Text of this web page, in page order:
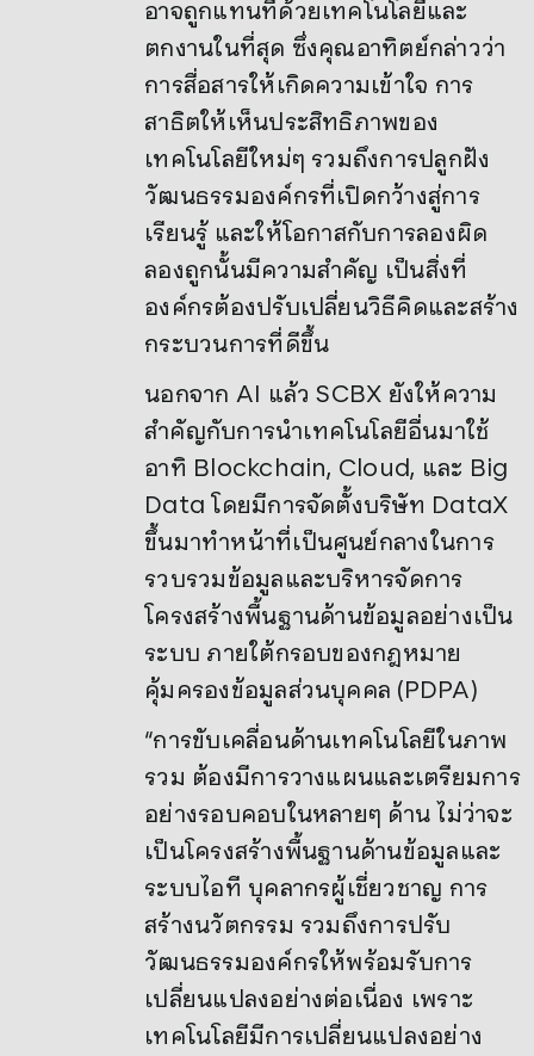
อาจถูกแทนที่ด้วยเทคโนโลยีและ
ตกงานในที่สุด ซึ่งคุณอาทิตย์กล่าวว่า
การสื่อสารให้เกิดความเข้าใจ การ
สาธิตให้เห็นประสิทธิภาพของ
เทคโนโลยีใหม่ๆ รวมถึงการปลูกฝัง
วัฒนธรรมองค์กรที่เปิดกว้างสู่การ
เรียนรู้ และให้โอกาสกับการลองผิด
ลองถูกนั้นมีความสำคัญ เป็นสิ่งที่
องค์กรต้องปรับเปลี่ยนวิธีคิดและสร้าง
กระบวนการที่ดีขึ้น
นอกจาก AI แล้ว SCBX ยังให้ความ
สำคัญกับการนำเทคโนโลยีอื่นมาใช้
อาทิ Blockchain, Cloud, และ Big
Data โดยมีการจัดตั้งบริษัท DataX
ขึ้นมาทำหน้าที่เป็นศูนย์กลางในการ
รวบรวมข้อมูลและบริหารจัดการ
โครงสร้างพื้นฐานด้านข้อมูลอย่างเป็น
ระบบ ภายใต้กรอบของกฎหมาย
คุ้มครองข้อมูลส่วนบุคคล (PDPA)
“การขับเคลื่อนด้านเทคโนโลยีในภาพ
รวม ต้องมีการวางแผนและเตรียมการ
อย่างรอบคอบในหลายๆ ด้าน ไม่ว่าจะ
เป็นโครงสร้างพื้นฐานด้านข้อมูลและ
ระบบไอที บุคลากรผู้เชี่ยวชาญ การ
สร้างนวัตกรรม รวมถึงการปรับ
วัฒนธรรมองค์กรให้พร้อมรับการ
เปลี่ยนแปลงอย่างต่อเนื่อง เพราะ
เทคโนโลยีมีการเปลี่ยนแปลงอย่าง